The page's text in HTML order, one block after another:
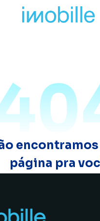
encontramos
página pra